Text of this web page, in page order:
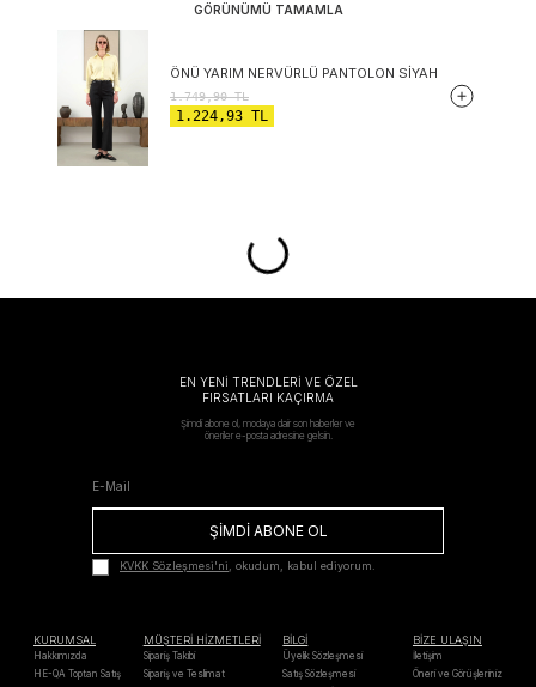
GÖRÜNÜMÜ TAMAMLA
ÖNÜ YARIM NERVÜRLÜ PANTOLON SIYAH
1.749,90TL
1.224,93 TL
EN YENİ TRENDLERİ VE ÖZEL
FIRSATLARI KAÇIRMA
Şimdi abone ol, modaya dair son haberler ve
öneriler e-posta adresine gelsin.
ŞİMDİ ABONE OL
KVKK Sözleşmesi'ni, okudum, kabul ediyorum.
KURUMSAL
Hakkımızda
HE-QA Toptan Satış
MÜŞTERİ HİZMETLERİ
Sipariş Takibi
Sipariş ve Teslimat
BİLGİ
Üyelik Sözleşmesi
Satış Sözleşmesi
BİZE ULAŞIN
İletişim
Öneri ve Görüşleriniz